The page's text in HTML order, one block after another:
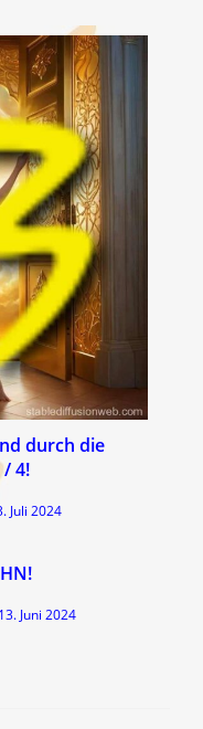
durch die
4!
Juli 2024
Juni 2024